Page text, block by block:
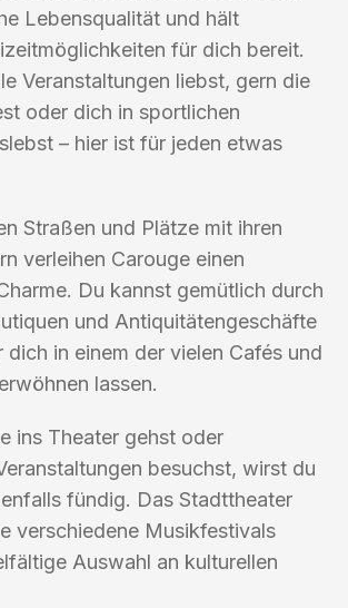
Lebensqualität und hält
für dich bereit.
Veranstaltungen liebst, gern die
oder dich in sportlichen
– hier ist für jeden etwas
Straßen und Plätze mit ihren
verleihen Carouge einen
Du kannst gemütlich durch
und Antiquitätengeschäfte
dich in einem der vielen Cafés und
lassen.
ins Theater gehst oder
besuchst, wirst du
fündig. Das Stadttheater
verschiedene Musikfestivals
Auswahl an kulturellen